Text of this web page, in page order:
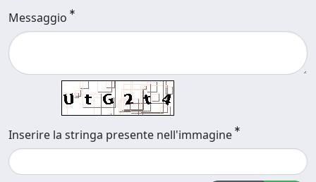
Messaggio
Inserire la stringa presente nell'immagine